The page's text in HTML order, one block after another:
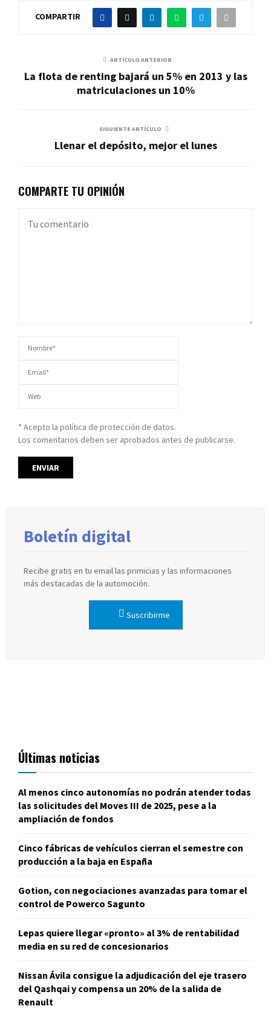
COMPARTIR
ARTÍCULO ANTERIOR
La flota de renting bajará un 5% en 2013 y las
matriculaciones un 10%
SIGUIENTE ARTÍCULO
Llenar el depósito, mejor el lunes
COMPARTE TU OPINIÓN
* Acepto la política de protección de datos.
Los comentarios deben ser aprobados antes de publicarse.
Boletín digital
Recibe gratis en tu email las primicias y las informaciones
más destacadas de la automoción.
Suscribirme
Últimas noticias
Al menos cinco autonomías no podrán atender todas
las solicitudes del Moves III de 2025, pese a la
ampliación de fondos
Cinco fábricas de vehículos cierran el semestre con
producción a la baja en España
Gotion, con negociaciones avanzadas para tomar el
control de Powerco Sagunto
Lepas quiere llegar «pronto» al 3% de rentabilidad
media en su red de concesionarios
Nissan Ávila consigue la adjudicación del eje trasero
del Qashqai y compensa un 20% de la salida de
Renault